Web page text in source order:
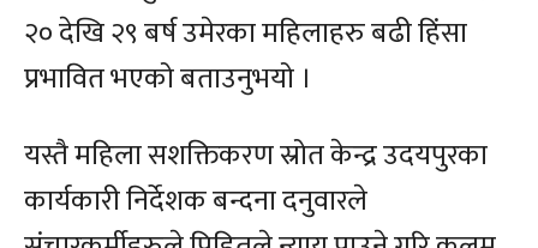
२० देखि २९ बर्ष उमेरका महिलाहरु बढी हिंसा
प्रभावित भएको बताउनुभयो ।
यस्तै महिला सशक्तिकरण स्रोत केन्द्र उदयपुरका
कार्यकारी निर्देशक बन्दना दनुवारले